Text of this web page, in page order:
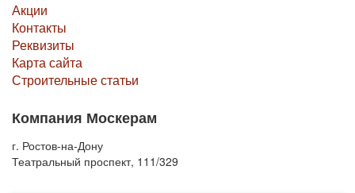
Акции
Контакты
Реквизиты
Карта сайта
Строительные статьи
Компания Москерам
г. Ростов-на-Дону
Театральный проспект, 111/329